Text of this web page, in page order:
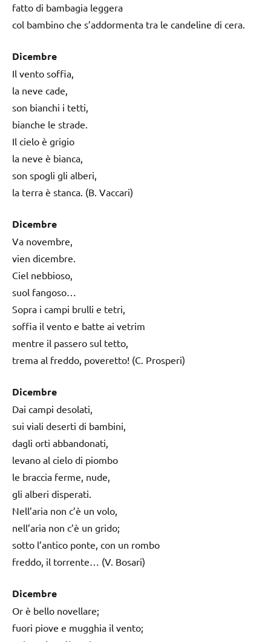
fatto di bambagia leggera
col bambino che s’addormenta tra le candeline di cera.
Dicembre
Il vento soffia,
la neve cade,
son bianchi i tetti,
bianche le strade.
Il cielo è grigio
la neve è bianca,
son spogli gli alberi,
la terra è stanca. (B. Vaccari)
Dicembre
Va novembre,
vien dicembre.
Ciel nebbioso,
suol fangoso…
Sopra i campi brulli e tetri,
soffia il vento e batte ai vetrim
mentre il passero sul tetto,
trema al freddo, poveretto! (C. Prosperi)
Dicembre
Dai campi desolati,
sui viali deserti di bambini,
dagli orti abbandonati,
levano al cielo di piombo
le braccia ferme, nude,
gli alberi disperati.
Nell’aria non c’è un volo,
nell’aria non c’è un grido;
sotto l’antico ponte, con un rombo
freddo, il torrente… (V. Bosari)
Dicembre
Or è bello novellare;
fuori piove e mugghia il vento;